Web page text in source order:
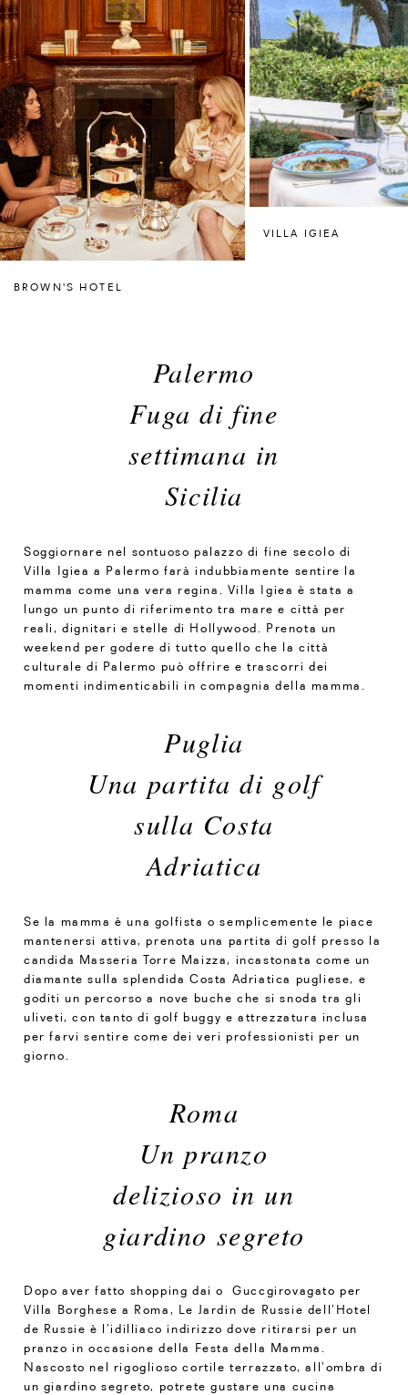
BROWN'S HOTEL
VILLA IGIEA
Palermo
Fuga di fine
settimana in
Sicilia
Soggiornare nel sontuoso palazzo di fine secolo di
Villa Igiea a Palermo farà indubbiamente sentire la
mamma come una vera regina. Villa Igiea è stata a
lungo un punto di riferimento tra mare e città per
reali, dignitari e stelle di Hollywood. Prenota un
weekend per godere di tutto quello che la città
culturale di Palermo può offrire e trascorri dei
momenti indimenticabili in compagnia della mamma.
Puglia
Una partita di golf
sulla Costa
Adriatica
Se la mamma è una golfista o semplicemente le piace
mantenersi attiva, prenota una partita di golf presso la
candida Masseria Torre Maizza, incastonata come un
diamante sulla splendida Costa Adriatica pugliese, e
goditi un percorso a nove buche che si snoda tra gli
uliveti, con tanto di golf buggy e attrezzatura inclusa
per farvi sentire come dei veri professionisti per un
giorno.
Roma
Un pranzo
delizioso in un
giardino segreto
Dopo aver fatto shopping dai o Guccgirovagato per
Villa Borghese a Roma, Le Jardin de Russie dell’Hotel
de Russie è l’idilliaco indirizzo dove ritirarsi per un
pranzo in occasione della Festa della Mamma.
Nascosto nel rigoglioso cortile terrazzato, all’ombra di
un giardino segreto, potrete gustare una cucina